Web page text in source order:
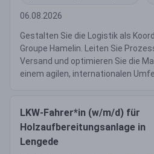
06.08.2026
Gestalten Sie die Logistik als
Groupe Hamelin. Leiten Sie
Versand und optimieren Sie die
einem agilen, internationalen
LKW-Fahrer*in (w/m/d) für
Holzaufbereitungsanlage in
Lengede